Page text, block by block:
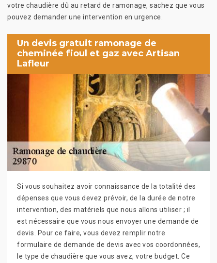
votre chaudière dû au retard de ramonage, sachez que vous
pouvez demander une intervention en urgence.
Un devis gratuit ramonage de
cheminée fioul et gaz avec Artisan
Lafleur
Si vous souhaitez avoir connaissance de la totalité des
dépenses que vous devez prévoir, de la durée de notre
intervention, des matériels que nous allons utiliser ; il
est nécessaire que vous nous envoyer une demande de
devis. Pour ce faire, vous devez remplir notre
formulaire de demande de devis avec vos coordonnées,
le type de chaudière que vous avez, votre budget. Ce